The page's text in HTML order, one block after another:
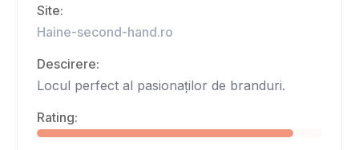
Site:
Haine-second-hand.ro
Descirere:
Locul perfect al pasionaților de branduri.
Rating: